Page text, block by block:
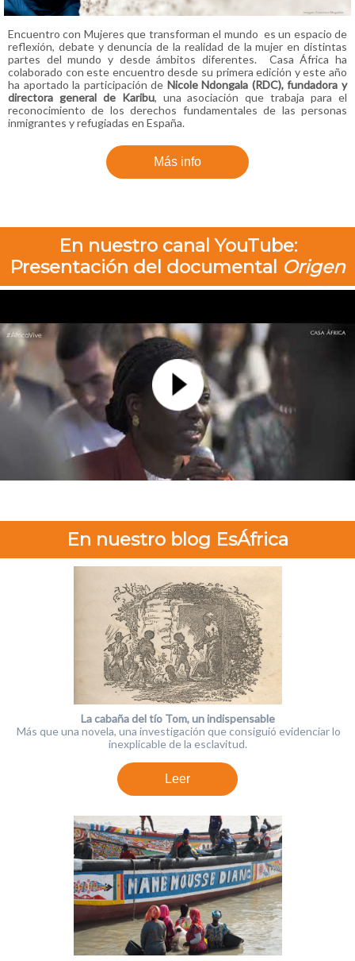
Encuentro con Mujeres que transforman el mundo es un espacio de
reflexión, debate y denuncia de la realidad de la mujer en distintas
partes del mundo y desde ámbitos diferentes. Casa África ha
colaborado con este encuentro desde su primera edición y este año
ha aportado la participación de Nicole Ndongala (RDC), fundadora y
directora general de Karibu, una asociación que trabaja para el
reconocimiento de los derechos fundamentales de las personas
inmigrantes y refugiadas en España.
Más info
En nuestro canal YouTube:
Presentación del documental Origen
En nuestro blog EsÁfrica
La cabaña del tío Tom, un indispensable
Más que una novela, una investigación que consiguió evidenciar lo
inexplicable de la esclavitud.
Leer